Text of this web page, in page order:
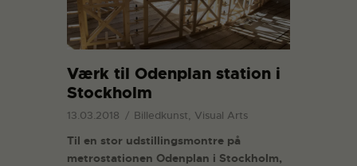
Værk til Odenplan station i
Stockholm
13.03.2018 Billedkunst, Visual Arts
Til en stor udstillingsmontre på
metrostationen Odenplan i Stockholm,